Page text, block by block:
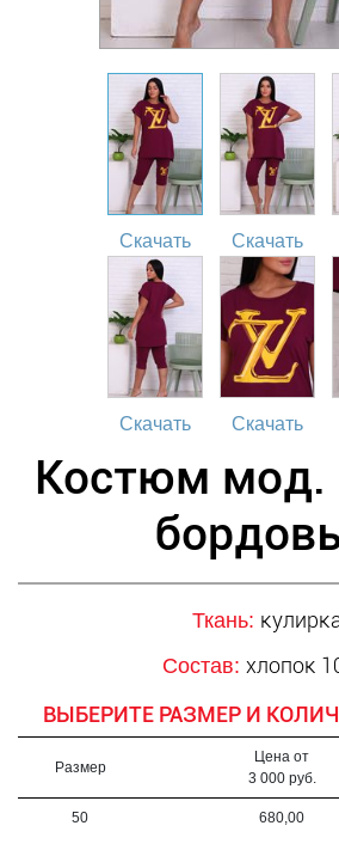
Скачать Скачать
Скачать Скачать
Костюм мод.
Ткань:
Состав: хлопок
ВЫБЕРИТЕ РАЗМЕР И
Размер
Цена от
3 000 руб.
50 680,00